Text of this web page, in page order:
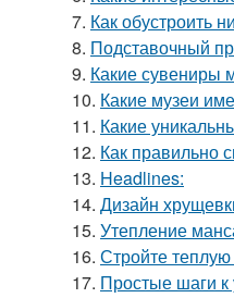
7. Как обустроить
8. Подставочный
9. Какие сувениры
10. Какие музеи
11. Какие
12. Как правильно
13. Headlines:
14. Дизайн
15. Утепление
16. Стройте
17. Простые шаги к